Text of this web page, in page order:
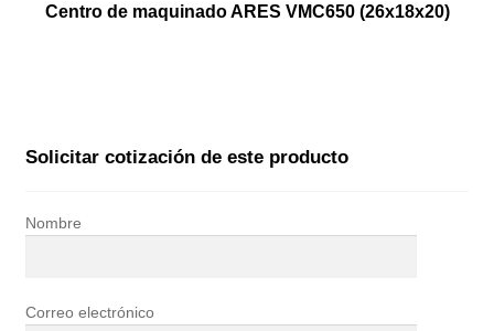
Centro de maquinado ARES VMC650 (26x18x20)
Solicitar cotización de este producto
Nombre
Correo electrónico